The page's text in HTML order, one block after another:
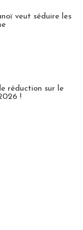
veut séduire les
réduction sur le
!